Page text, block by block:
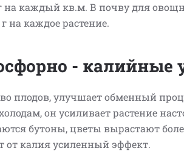
каждый кв.м. В почву для
на каждое растение.
- калийные
плодов, улучшает обменный
он усиливает растение
бутоны, цветы вырастают
от калия усиленный эффект.